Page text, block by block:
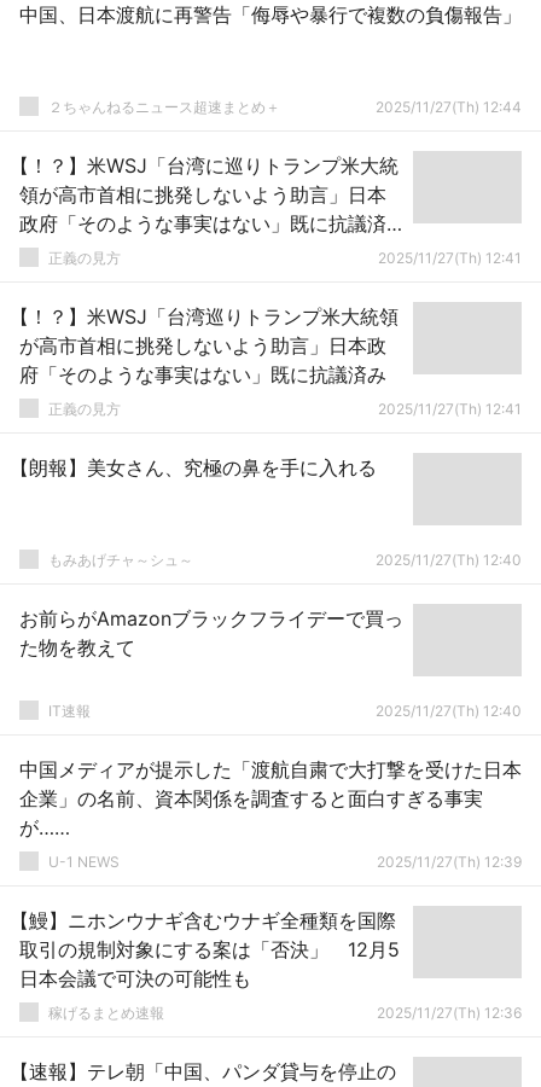
中国、日本渡航に再警告「侮辱や暴行で複数の負傷報告」
２ちゃんねるニュース超速まとめ＋ 2025/11/27(Th) 12:44
【！？】米WSJ「台湾に巡りトランプ米大統
領が高市首相に挑発しないよう助言」日本
政府「そのような事実はない」既に抗議済
み 正義の見方 2025/11/27(Th) 12:41
【！？】米WSJ「台湾巡りトランプ米大統領
が高市首相に挑発しないよう助言」日本政
府「そのような事実はない」既に抗議済み
正義の見方 2025/11/27(Th) 12:41
【朗報】美女さん、究極の鼻を手に入れる
もみあげチャ～シュ～ 2025/11/27(Th) 12:40
お前らがAmazonブラックフライデーで買っ
た物を教えて
IT速報 2025/11/27(Th) 12:40
中国メディアが提示した「渡航自粛で大打撃を受けた日本
企業」の名前、資本関係を調査すると面白すぎる事実
が……
U-1 NEWS 2025/11/27(Th) 12:39
【鰻】ニホンウナギ含むウナギ全種類を国際
取引の規制対象にする案は「否決」 12月5
日本会議で可決の可能性も
稼げるまとめ速報 2025/11/27(Th) 12:36
【速報】テレ朝「中国、パンダ貸与を停止の